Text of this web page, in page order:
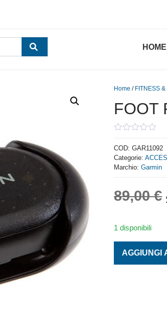
HOME
Home / FITNESS
FOOT
out
of
5
COD:GAR11092
Categorie:
Marchio:Garmin
89,00€
1 disponibili
AGGIUNGI